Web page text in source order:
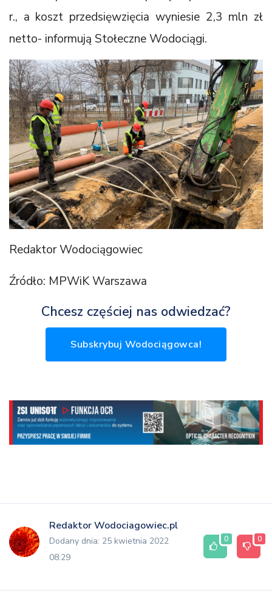
r., a koszt przedsięwzięcia wyniesie 2,3 mln zł
netto- informują Stołeczne Wodociągi.
Redaktor Wodociągowiec
Źródło: MPWiK Warszawa
Chcesz częściej nas odwiedzać?
Subskrybuj Wodociągowca!
Redaktor Wodociagowiec.pl
Dodany dnia: 25 kwietnia 2022
08:29
0 0